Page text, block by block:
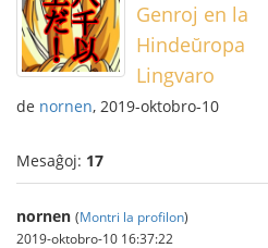
Genroj en la
Hindeŭropa
Lingvaro
de nornen, 2019-oktobro-10
Mesaĝoj: 17
nornen (Montri la profilon)
2019-oktobro-10 16:37:22